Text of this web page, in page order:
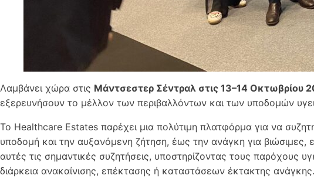
Λαμβάνει χώρα στις Μάντσεστερ Σέντραλ στις 13–14 Οκτωβρίου
εξερευνήσουν το μέλλον των περιβαλλόντων και των υποδομών
Το Healthcare Estates παρέχει μια πολύτιμη πλατφόρμα για να
υποδομή και την αυξανόμενη ζήτηση, έως την ανάγκη για βιώσιμες,
αυτές τις σημαντικές συζητήσεις, υποστηρίζοντας τους παρόχους
διάρκεια ανακαίνισης, επέκτασης ή καταστάσεων έκτακτης ανάγκης.